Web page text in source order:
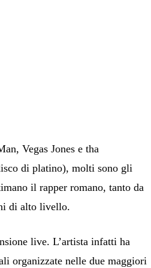
Vegas Jones e tha
di platino), molti sono gli
il rapper romano, tanto da
di alto livello.
live. L’artista infatti ha
organizzate nelle due maggiori